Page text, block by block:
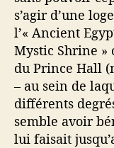
s’agir d’une
l’« Ancient
Mystic Shrine »
du Prince Hall
– au sein de
différents
semble avoir
lui faisait